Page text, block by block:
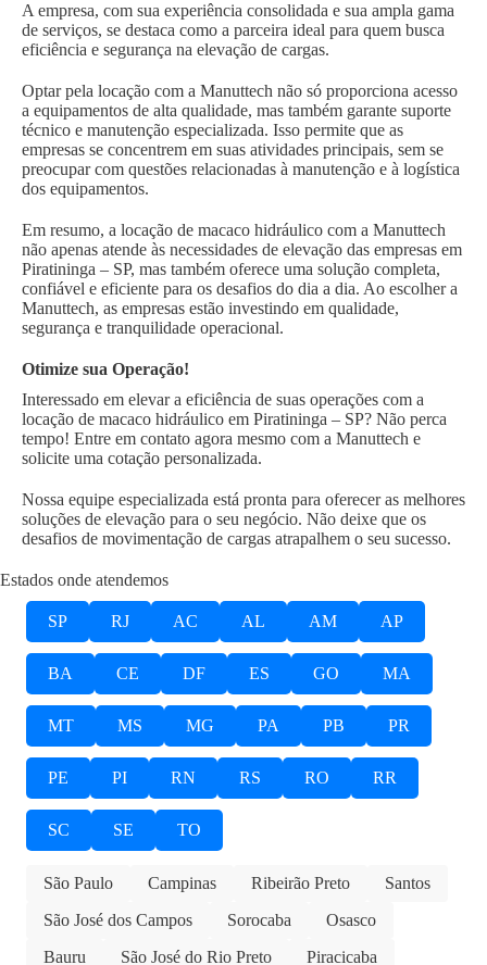
A empresa, com sua experiência consolidada e sua ampla gama
de serviços, se destaca como a parceira ideal para quem busca
eficiência e segurança na elevação de cargas.
Optar pela locação com a Manuttech não só proporciona acesso
a equipamentos de alta qualidade, mas também garante suporte
técnico e manutenção especializada. Isso permite que as
empresas se concentrem em suas atividades principais, sem se
preocupar com questões relacionadas à manutenção e à logística
dos equipamentos.
Em resumo, a locação de macaco hidráulico com a Manuttech
não apenas atende às necessidades de elevação das empresas em
Piratininga – SP, mas também oferece uma solução completa,
confiável e eficiente para os desafios do dia a dia. Ao escolher a
Manuttech, as empresas estão investindo em qualidade,
segurança e tranquilidade operacional.
Otimize sua Operação!
Interessado em elevar a eficiência de suas operações com a
locação de macaco hidráulico em Piratininga – SP? Não perca
tempo! Entre em contato agora mesmo com a Manuttech e
solicite uma cotação personalizada.
Nossa equipe especializada está pronta para oferecer as melhores
soluções de elevação para o seu negócio. Não deixe que os
desafios de movimentação de cargas atrapalhem o seu sucesso.
Estados onde atendemos
SP RJ AC AL AM AP
BA CE DF ES GO MA
MT MS MG PA PB PR
PE PI RN RS RO RR
SC SE TO
São Paulo Campinas Ribeirão Preto
Santos
São José dos Campos
Sorocaba
Osasco
Bauru
São José do Rio Preto
Piracicaba